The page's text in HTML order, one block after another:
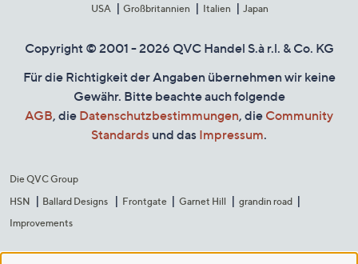
USA
Großbritannien Italien Japan
Copyright © 2001 - 2026 QVC Handel S.à r.l. & Co. KG
Für die Richtigkeit der Angaben übernehmen wir keine
Gewähr. Bitte beachte auch folgende
AGB, die Datenschutzbestimmungen, die Community
Standards und das Impressum.
Die QVC Group
HSN
Ballard Designs Frontgate Garnet Hill
grandin road
Improvements